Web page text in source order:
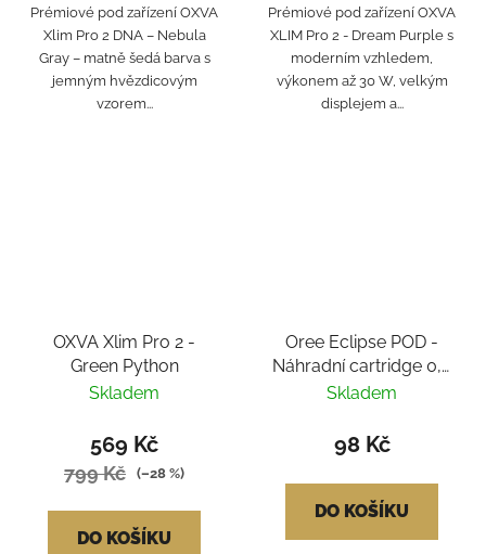
Prémiové pod zařízení OXVA
Xlim Pro 2 DNA – Nebula
Gray – matně šedá barva s
jemným hvězdicovým
vzorem...
Prémiové pod zařízení OXVA
XLIM Pro 2 - Dream Purple s
moderním vzhledem,
výkonem až 30 W, velkým
displejem a...
OXVA Xlim Pro 2 -
Green Python
Skladem
569 Kč
799 Kč (–28 %)
DO KOŠÍKU
Oree Eclipse POD -
Náhradní cartridge 0,8
Ω
Skladem
98 Kč
DO KOŠÍKU